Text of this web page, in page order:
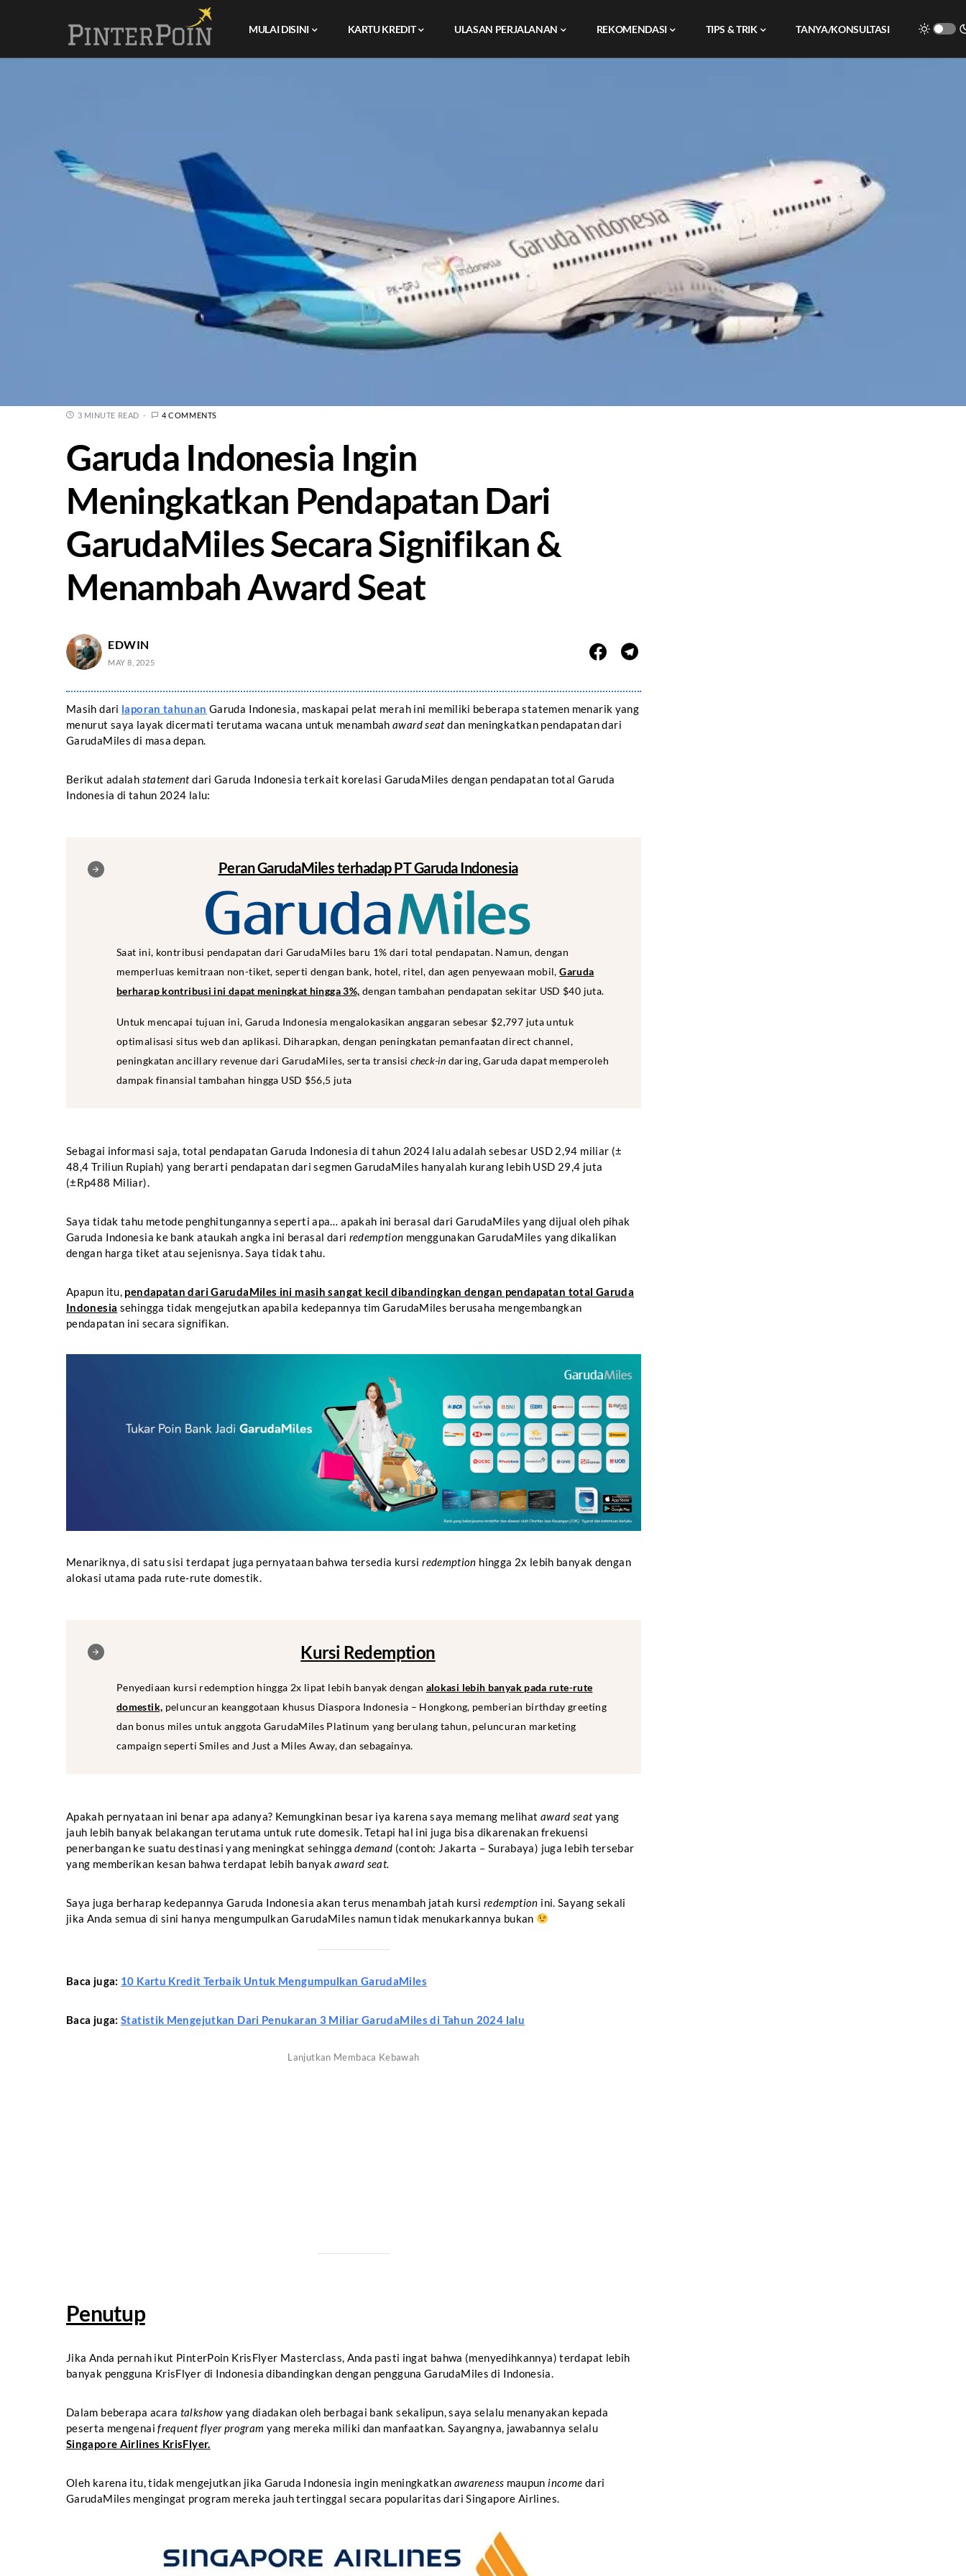
MULAI DISINI KARTU KREDIT ULASAN PERJALANAN REKOMENDASI TIPS & TRIK TANYA/KONSULTASI
3 MINUTE READ 4 COMMENTS
Garuda Indonesia Ingin
Meningkatkan Pendapatan Dari
GarudaMiles Secara Signifikan &
Menambah Award Seat
EDWIN
MAY 8, 2025
Masih dari laporan tahunan Garuda Indonesia, maskapai pelat merah ini memiliki beberapa statemen menarik yang
menurut saya layak dicermati terutama wacana untuk menambahaward seatdan meningkatkan pendapatan dari
GarudaMiles di masa depan.
Berikut adalah statementdari Garuda Indonesia terkait korelasi GarudaMiles dengan pendapatan total Garuda
Indonesia di tahun 2024 lalu:
Peran GarudaMiles terhadap PT Garuda Indonesia
Saat ini, kontribusi pendapatan dari GarudaMiles baru 1% dari total pendapatan. Namun, dengan
memperluas kemitraan non-tiket, seperti dengan bank, hotel, ritel, dan agen penyewaan mobil,Garuda
berharap kontribusi ini dapat meningkat hingga 3%, dengan tambahan pendapatan sekitar USD $40 juta.
Untuk mencapai tujuan ini, Garuda Indonesia mengalokasikan anggaran sebesar $2,797 juta untuk
optimalisasi situs web dan aplikasi. Diharapkan, dengan peningkatan pemanfaatan direct channel,
peningkatan ancillary revenue dari GarudaMiles, serta transisicheck-in daring, Garuda dapat memperoleh
dampak finansial tambahan hingga USD $56,5 juta
Sebagai informasi saja, total pendapatan Garuda Indonesia di tahun 2024 lalu adalah sebesar USD 2,94 miliar (±
48,4 Triliun Rupiah) yang berarti pendapatan dari segmen GarudaMiles hanyalah kurang lebih USD 29,4 juta
(±Rp488 Miliar).
Saya tidak tahu metode penghitungannya seperti apa… apakah ini berasal dari GarudaMiles yang dijual oleh pihak
Garuda Indonesia ke bank ataukah angka ini berasal dari redemption menggunakan GarudaMiles yang dikalikan
dengan harga tiket atau sejenisnya. Saya tidak tahu.
Apapun itu, pendapatan dari GarudaMiles ini masih sangat kecil dibandingkan dengan pendapatan total Garuda
Indonesia sehingga tidak mengejutkan apabila kedepannya tim GarudaMiles berusaha mengembangkan
pendapatan ini secara signifikan.
Menariknya, di satu sisi terdapat juga pernyataan bahwa tersedia kursiredemption hingga 2x lebih banyak dengan
alokasi utama pada rute-rute domestik.
Kursi Redemption
Penyediaan kursi redemption hingga 2x lipat lebih banyak dengan alokasi lebih banyak pada rute-rute
domestik, peluncuran keanggotaan khusus Diaspora Indonesia – Hongkong, pemberian birthday greeting
dan bonus miles untuk anggota GarudaMiles Platinum yang berulang tahun, peluncuran marketing
campaign seperti Smiles and Just a Miles Away, dan sebagainya.
Apakah pernyataan ini benar apa adanya? Kemungkinan besar iya karena saya memang melihat award seatyang
jauh lebih banyak belakangan terutama untuk rute domesik. Tetapi hal ini juga bisa dikarenakan frekuensi
penerbangan ke suatu destinasi yang meningkat sehinggademand (contoh: Jakarta – Surabaya) juga lebih tersebar
yang memberikan kesan bahwa terdapat lebih banyakaward seat.
Saya juga berharap kedepannya Garuda Indonesia akan terus menambah jatah kursiredemption ini. Sayang sekali
jika Anda semua di sini hanya mengumpulkan GarudaMiles namun tidak menukarkannya bukan
Baca juga: 10 Kartu Kredit Terbaik Untuk Mengumpulkan GarudaMiles
Baca juga:Statistik Mengejutkan Dari Penukaran 3 Miliar GarudaMiles di Tahun 2024 lalu
Penutup
Jika Anda pernah ikut PinterPoin KrisFlyer Masterclass, Anda pasti ingat bahwa (menyedihkannya) terdapat lebih
banyak pengguna KrisFlyer di Indonesia dibandingkan dengan pengguna GarudaMiles di Indonesia.
Dalam beberapa acara talkshowyang diadakan oleh berbagai bank sekalipun, saya selalu menanyakan kepada
peserta mengenaifrequent flyer program yang mereka miliki dan manfaatkan. Sayangnya, jawabannya selalu
Singapore Airlines KrisFlyer.
Oleh karena itu, tidak mengejutkan jika Garuda Indonesia ingin meningkatkan awareness maupunincome dari
GarudaMiles mengingat program mereka jauh tertinggal secara popularitas dari Singapore Airlines.